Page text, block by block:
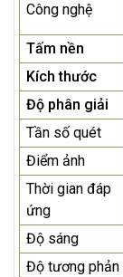
Công nghệ
Tấm nền
Kích thước
Độ phân giải
Tần số quét
Điểm ảnh
Thời gian đáp
ứng
Độ sáng
Độ tương phản